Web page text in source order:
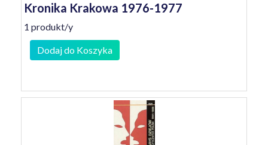
Kronika Krakowa 1976-1977
1 produkt/y
Dodaj do Koszyka